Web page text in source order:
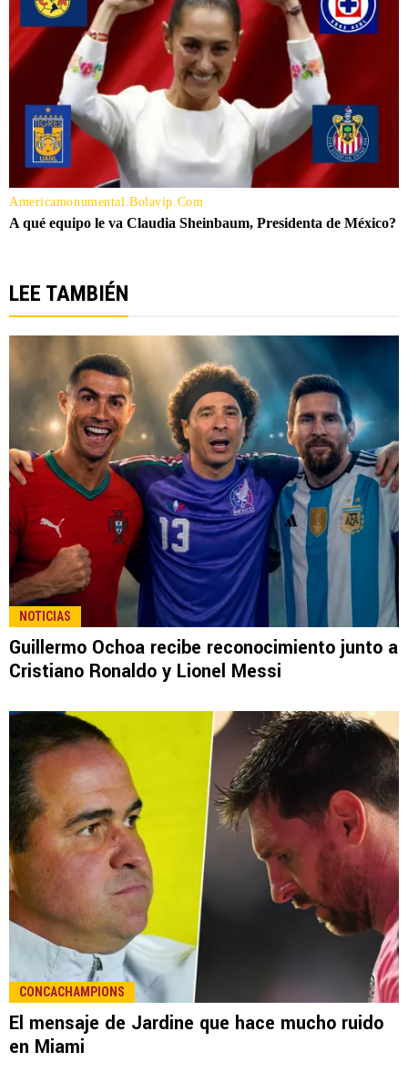
LEE TAMBIÉN
NOTICIAS
Guillermo Ochoa recibe reconocimiento junto a
Cristiano Ronaldo y Lionel Messi
CONCACHAMPIONS
El mensaje de Jardine que hace mucho ruido
en Miami